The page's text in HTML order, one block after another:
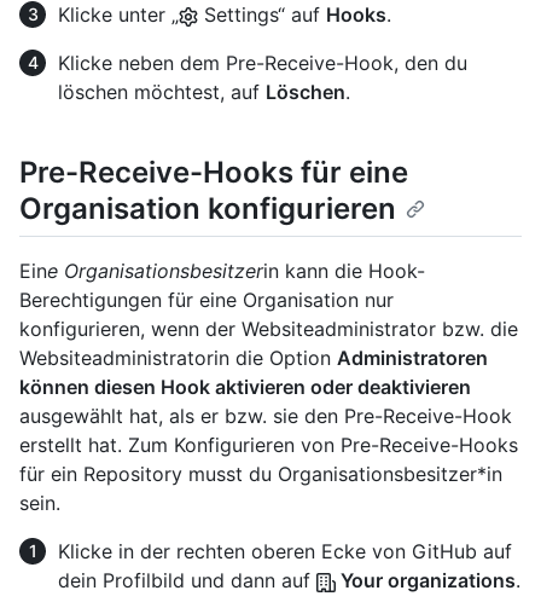
Klicke unter „
Settings“ auf Hooks.
Klicke neben dem Pre-Receive-Hook, den du
löschen möchtest, auf Löschen.
Pre-Receive-Hooks für eine
Organisation konfigurieren
Eine Organisationsbesitzerin kann die Hook-
Berechtigungen für eine Organisation nur
konfigurieren, wenn der Websiteadministrator bzw. die
Websiteadministratorin die Option Administratoren
können diesen Hook aktivieren oder deaktivieren
ausgewählt hat, als er bzw. sie den Pre-Receive-Hook
erstellt hat. Zum Konfigurieren von Pre-Receive-Hooks
für ein Repository musst du Organisationsbesitzer*in
sein.
Klicke in der rechten oberen Ecke von GitHub auf
dein Profilbild und dann auf
Your organizations.